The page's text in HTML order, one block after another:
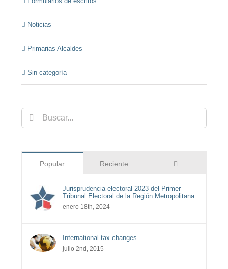
Noticias
Primarias Alcaldes
Sin categoría
Buscar:
Popular Reciente
Jurisprudencia electoral 2023 del Primer
Tribunal Electoral de la Región Metropolitana
enero 18th, 2024
International tax changes
julio 2nd, 2015